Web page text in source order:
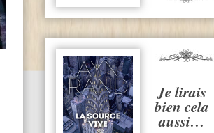
Je lirais
bien cela
aussi…